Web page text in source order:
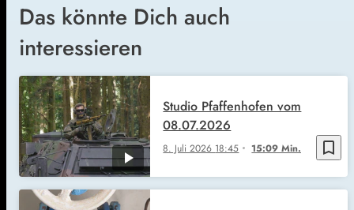
Das könnte Dich auch
interessieren
bookmark_border
8. Juli 2026 18:45 15:09 Min.
Studio Pfaffenhofen vom
08.07.2026